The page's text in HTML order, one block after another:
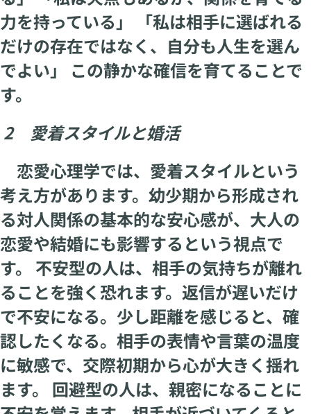
力を持っている」 「私は相手に選ばれる
だけの存在ではなく、自分も人生を選ん
でよい」 この静かな確信を育てることで
す。
2 愛着スタイルと婚活
恋愛心理学では、愛着スタイルという
考え方があります。幼少期から形成され
る対人関係の基本的な安心感が、大人の
恋愛や結婚にも影響するという視点で
す。 不安型の人は、相手の気持ちが離れ
ることを強く恐れます。返信が遅いだけ
で不安になる。少し距離を感じると、確
認したくなる。相手の表情や言葉の温度
に敏感で、交際初期から心が大きく揺れ
ます。 回避型の人は、親密になることに